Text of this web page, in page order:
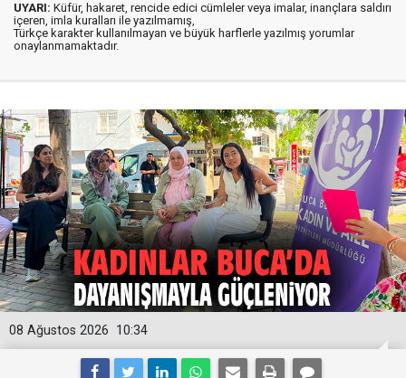
UYARI: Küfür, hakaret, rencide edici cümleler veya imalar, inançlara saldırı
içeren, imla kuralları ile yazılmamış,
Türkçe karakter kullanılmayan ve büyük harflerle yazılmış yorumlar
onaylanmamaktadır.
10:34
08 Ağustos 2026